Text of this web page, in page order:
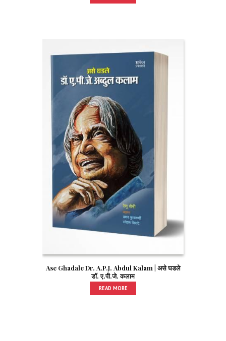
Ase Ghadale Dr. A.P.J. Abdul Kalam | असे घडले
डॉ. ए.पी.जे. कलाम
READ MORE